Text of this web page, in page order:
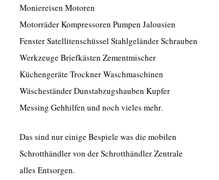
Moniereisen Motoren
Motorräder Kompressoren Pumpen Jalousien
Fenster Satellitenschüssel Stahlgeländer Schrauben
Werkzeuge Briefkästen Zementmischer
Küchengeräte Trockner Waschmaschinen
Wäscheständer Dunstabzugshauben Kupfer
Messing Gehhilfen und noch vieles mehr.
Das sind nur einige Bespiele was die mobilen
Schrotthändler von der Schrotthändler Zentrale
alles Entsorgen.